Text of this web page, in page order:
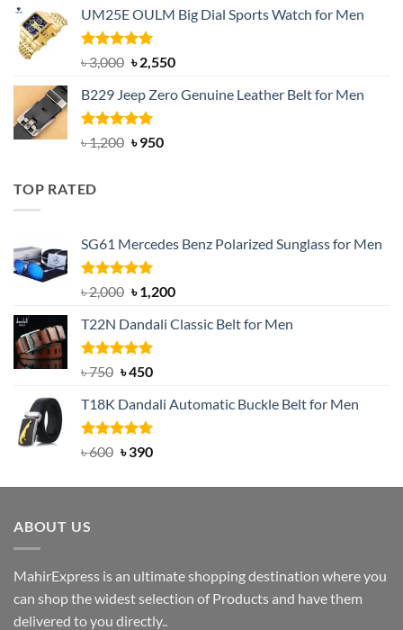
was:
৳ 1,200.
is:
UM25E OULM Big Dial Sports Watch for Men
Rated5.00
out of 5
৳3,000 Original
was:
৳ 3,000.
৳2,550Current
is:
B229 Jeep Zero Genuine Leather Belt for Men
Rated4.92
out of 5
৳1,200 Original
৳950Current
TOP RATED
SG61 Mercedes Benz Polarized Sunglass for Men
Rated5.00
out of 5
৳2,000 Original
was:
৳ 2,000.
৳1,200Current
is:
T22N Dandali Classic Belt for Men
Rated5.00
৳750 Original
was:
৳ 750.
৳450Current
is:
৳ 450.
T18K Dandali Automatic Buckle Belt for Men
Rated5.00
৳600 Original
was:
৳390Current
is:
ABOUT US
MahirExpress is an ultimate shopping destination where you
can shop the widest selection of Products and have them
delivered to you directly..